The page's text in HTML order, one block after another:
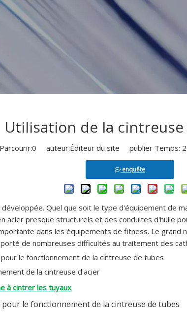
Utilisation de la
0 auteur:Éditeur du site publier Temps:
enquête
Quel que soit le type d'équipement de
acier presque structurels et des conduites d'huile
dans les équipements de fitness. Le
de nombreuses difficultés au traitement des
le fonctionnement de la cintreuse de tubes
de la cintreuse d'acier
à cintrer les tuyaux
le fonctionnement de la cintreuse de tubes